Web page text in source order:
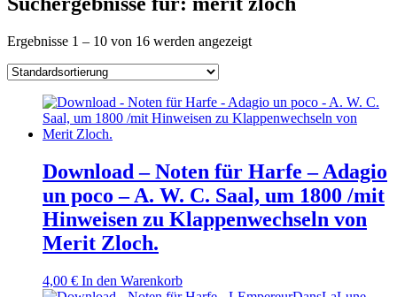
Ergebnisse 1 – 10 von 16 werden angezeigt
Download – Noten für Harfe – Adagio
un poco – A. W. C. Saal, um 1800 /mit
Hinweisen zu Klappenwechseln von
Merit Zloch.
4,00 € In den Warenkorb